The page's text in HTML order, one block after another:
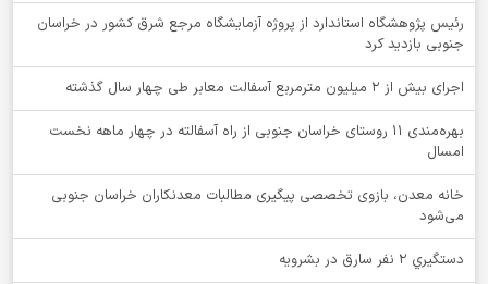
رئیس پژوهشگاه استاندارد از پروژه آزمایشگاه مرجع شرق کشور در خراسان
جنوبی بازدید کرد
اجرای بیش از ۲ میلیون مترمربع آسفالت معابر طی چهار سال گذشته
بهره‌مندی ۱۱ روستای خراسان جنوبی از راه آسفالته در چهار ماهه نخست
امسال
خانه معدن، بازوی تخصصی پیگیری مطالبات معدنکاران خراسان جنوبی
می‌شود
دستگيري 2 نفر سارق در بشرويه